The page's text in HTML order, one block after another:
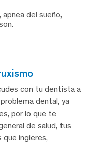
del sueño,
con tu dentista a
dental, ya
por lo que te
de salud, tus
ingieres,